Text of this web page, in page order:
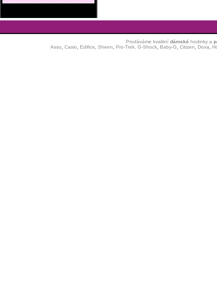
Prodáváme kvalitní dámské hodinkya
Asso
Casio Edifice Sheen Pro-Trek, G-Shock, Baby-G Citizen Doxa